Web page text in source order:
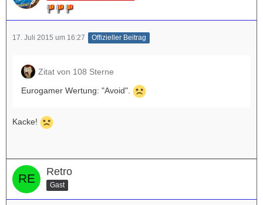
17. Juli 2015 um 16:27 Offizieller Beitrag
Zitat von 108 Sterne
Eurogamer Wertung: "Avoid".
Kacke!
Retro
Gast